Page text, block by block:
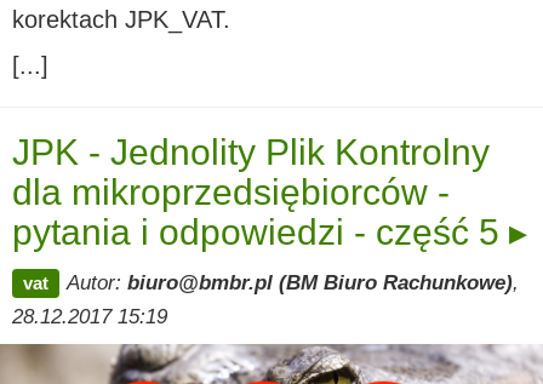
korektach JPK_VAT.
[...]
JPK - Jednolity Plik Kontrolny
dla mikroprzedsiębiorców -
pytania i odpowiedzi - część 5 ▸
vat Autor: biuro@bmbr.pl (BM Biuro Rachunkowe),
28.12.2017 15:19